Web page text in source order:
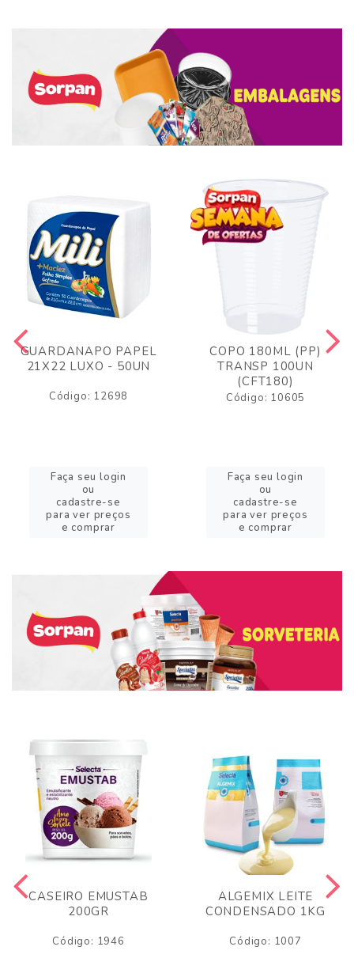
GUARDANAPO PAPEL
21X22 LUXO - 50UN
Código: 12698
Faça seu login
ou
cadastre-se
para ver preços
e comprar
COPO 180ML (PP)
TRANSP 100UN
(CFT180)
Código: 10605
Faça seu login
ou
cadastre-se
para ver preços
e comprar
CASEIRO EMUSTAB
200GR
Código: 1946
ALGEMIX LEITE
CONDENSADO 1KG
Código: 1007